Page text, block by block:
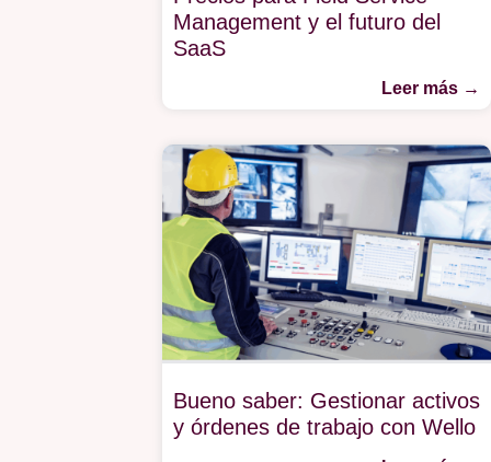
Management y el futuro del
SaaS
Leer más →
Bueno saber: Gestionar activos
y órdenes de trabajo con Wello